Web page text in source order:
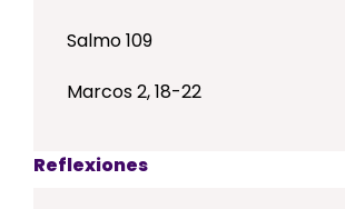
Salmo 109
Marcos 2, 18-22
Reflexiones